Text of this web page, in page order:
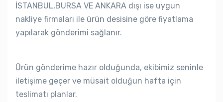
İSTANBUL,BURSA VE ANKARA dışı ise uygun
nakliye firmaları ile ürün desisine göre fiyatlama
yapılarak gönderimi sağlanır.
Ürün gönderime hazır olduğunda, ekibimiz seninle
iletişime geçer ve müsait olduğun hafta için
teslimatı planlar.